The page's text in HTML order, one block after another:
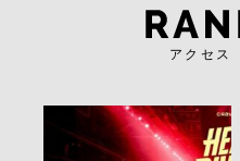
アクセス